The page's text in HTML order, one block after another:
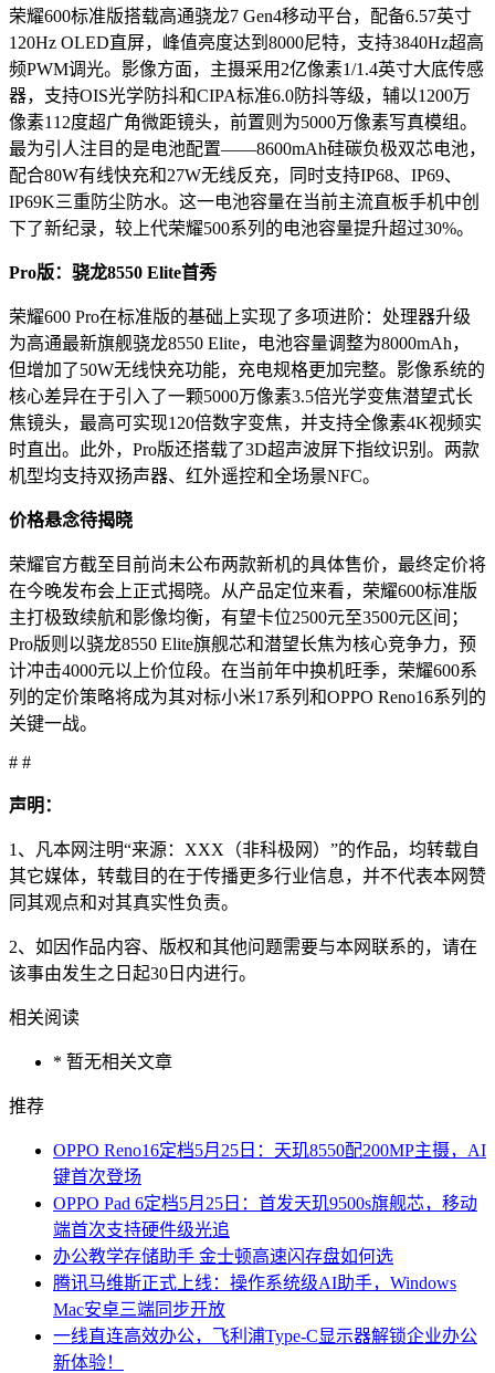
荣耀600标准版搭载高通骁龙7 Gen4移动平台，配备6.57英寸
120Hz OLED直屏，峰值亮度达到8000尼特，支持3840Hz超高
频PWM调光。影像方面，主摄采用2亿像素1/1.4英寸大底传感
器，支持OIS光学防抖和CIPA标准6.0防抖等级，辅以1200万
像素112度超广角微距镜头，前置则为5000万像素写真模组。
最为引人注目的是电池配置——8600mAh硅碳负极双芯电池，
配合80W有线快充和27W无线反充，同时支持IP68、IP69、
IP69K三重防尘防水。这一电池容量在当前主流直板手机中创
下了新纪录，较上代荣耀500系列的电池容量提升超过30%。
Pro版：骁龙8550 Elite首秀
荣耀600 Pro在标准版的基础上实现了多项进阶：处理器升级
为高通最新旗舰骁龙8550 Elite，电池容量调整为8000mAh，
但增加了50W无线快充功能，充电规格更加完整。影像系统的
核心差异在于引入了一颗5000万像素3.5倍光学变焦潜望式长
焦镜头，最高可实现120倍数字变焦，并支持全像素4K视频实
时直出。此外，Pro版还搭载了3D超声波屏下指纹识别。两款
机型均支持双扬声器、红外遥控和全场景NFC。
价格悬念待揭晓
荣耀官方截至目前尚未公布两款新机的具体售价，最终定价将
在今晚发布会上正式揭晓。从产品定位来看，荣耀600标准版
主打极致续航和影像均衡，有望卡位2500元至3500元区间；
Pro版则以骁龙8550 Elite旗舰芯和潜望长焦为核心竞争力，预
计冲击4000元以上价位段。在当前年中换机旺季，荣耀600系
列的定价策略将成为其对标小米17系列和OPPO Reno16系列的
关键一战。
# #
声明：
1、凡本网注明“来源：XXX（非科极网）”的作品，均转载自
其它媒体，转载目的在于传播更多行业信息，并不代表本网赞
同其观点和对其真实性负责。
2、如因作品内容、版权和其他问题需要与本网联系的，请在
该事由发生之日起30日内进行。
相关阅读
* 暂无相关文章
推荐
OPPO Reno16定档5月25日：天玑8550配200MP主摄，AI
键首次登场
OPPO Pad 6定档5月25日：首发天玑9500s旗舰芯，移动
端首次支持硬件级光追
办公教学存储助手 金士顿高速闪存盘如何选
腾讯马维斯正式上线：操作系统级AI助手，Windows
Mac安卓三端同步开放
一线直连高效办公，飞利浦Type-C显示器解锁企业办公
新体验！